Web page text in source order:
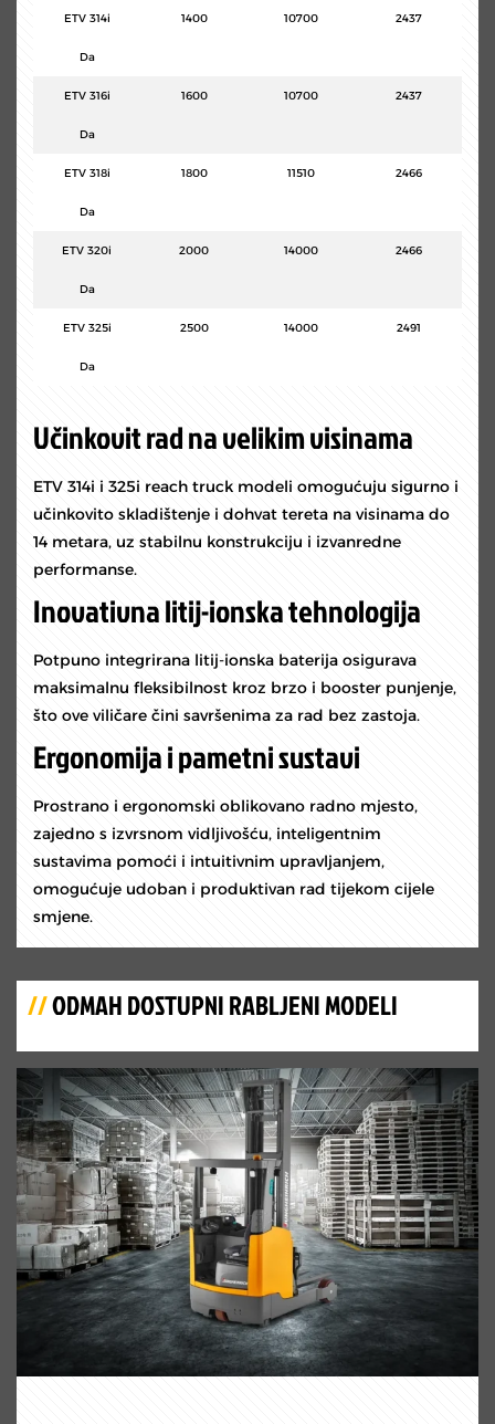
ETV 314i
1400 10700 2437
Da
ETV 316i 1600 10700 2437
Da
ETV 318i 1800 11510 2466
Da
ETV 320i 2000 14000 2466
Da
ETV 325i 2500 14000 2491
Da
Učinkovit rad na velikim visinama
ETV 314i i 325i reach truck modeli omogućuju sigurno i
učinkovito skladištenje i dohvat tereta na visinama do
14 metara, uz stabilnu konstrukciju i izvanredne
performanse.
Inovativna litij-ionska tehnologija
Potpuno integrirana litij-ionska baterija osigurava
maksimalnu fleksibilnost kroz brzo i booster punjenje,
što ove viličare čini savršenima za rad bez zastoja.
Ergonomija i pametni sustavi
Prostrano i ergonomski oblikovano radno mjesto,
zajedno s izvrsnom vidljivošću, inteligentnim
sustavima pomoći i intuitivnim upravljanjem,
omogućuje udoban i produktivan rad tijekom cijele
smjene.
//ODMAH DOSTUPNI RABLJENI MODELI